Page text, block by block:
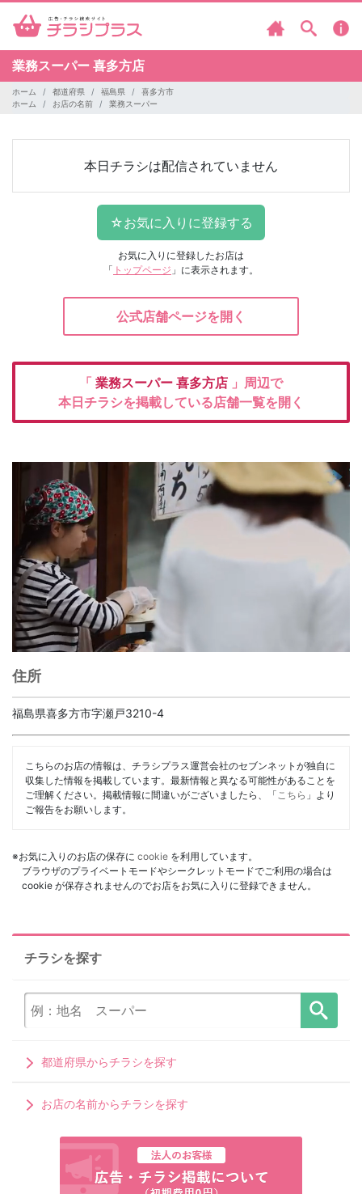
業務スーパー 喜多方店
ホーム 都道府県 福島県
喜多方市
ホーム
お店の名前 業務スーパー
本日チラシは配信されていません
お気に入りに登録したお店は
「 トップページ 」に表示されます。
公式店舗ページを開く
「 業務スーパー 喜多方店 」周辺で
本日チラシを掲載している店舗一覧を開く
住所
福島県喜多方市字瀬戸3210-4
こちらのお店の情報は、チラシプラス運営会社のセブンネットが独自に
収集した情報を掲載しています。最新情報と異なる可能性があることを
ご理解ください。掲載情報に間違いがございましたら、「 こちら 」より
ご報告をお願いします。
※お気に入りのお店の保存に cookie を利用しています。
ブラウザのプライベートモードやシークレットモードでご利用の場合は
cookie が保存されませんのでお店をお気に入りに登録できません。
チラシを探す
都道府県からチラシを探す
お店の名前からチラシを探す